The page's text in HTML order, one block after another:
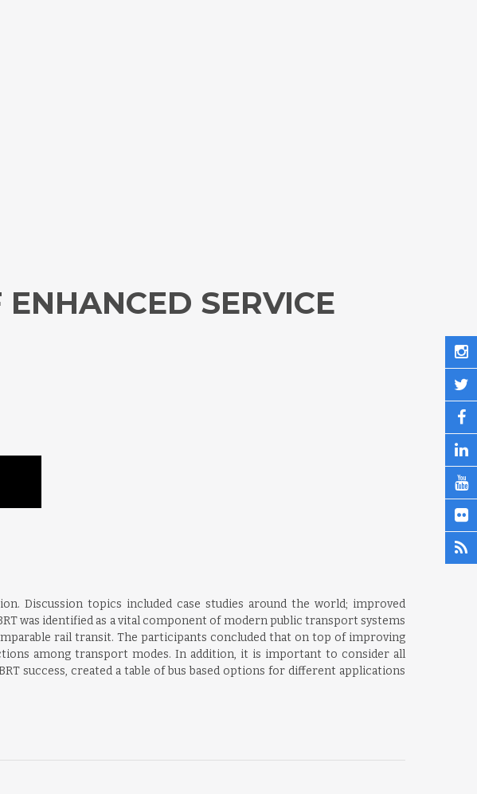
SERVICE
Discussion topics included case studies around the world; improved
was identified as a vital component of modern public transport systems
rail transit. The participants concluded that on top of improving
among transport modes. In addition, it is important to consider all
success, created a table of bus based options for different applications